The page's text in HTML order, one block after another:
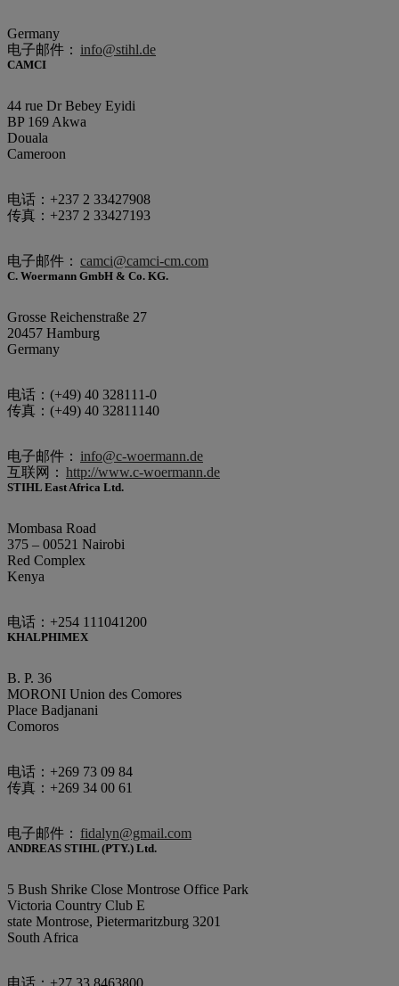
Germany
电子邮件： info@stihl.de
CAMCI
44 rue Dr Bebey Eyidi
BP 169 Akwa
Douala
Cameroon
电话：+237 2 33427908
传真：+237 2 33427193
电子邮件： camci@camci-cm.com
C. Woermann GmbH & Co. KG.
Grosse Reichenstraße 27
20457 Hamburg
Germany
电话：(+49) 40 328111-0
传真：(+49) 40 32811140
电子邮件： info@c-woermann.de
互联网： http://www.c-woermann.de
STIHL East Africa Ltd.
Mombasa Road
375 – 00521 Nairobi
Red Complex
Kenya
电话：+254 111041200
KHALPHIMEX
B. P. 36
MORONI Union des Comores
Place Badjanani
Comoros
电话：+269 73 09 84
传真：+269 34 00 61
电子邮件： fidalyn@gmail.com
ANDREAS STIHL (PTY.) Ltd.
5 Bush Shrike Close Montrose Office Park
Victoria Country Club E
state Montrose, Pietermaritzburg 3201
South Africa
电话：+27 33 8463800